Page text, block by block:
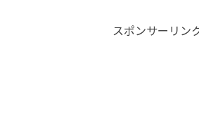
スポンサーリン